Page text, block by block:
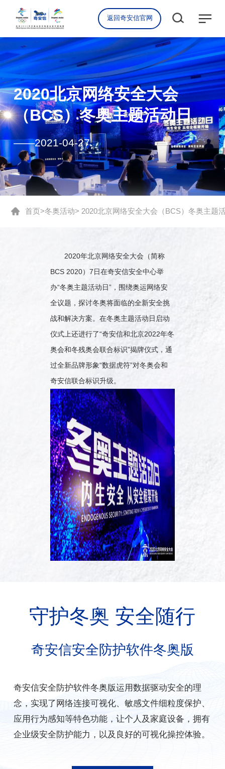
返回奇安信官网
2020北京网络安全大会
（BCS）冬奥主题活动日
——2021-04-27
首页>冬奥活动> 2020北京网络安全大会（BCS）冬奥主题
2020年北京网络安全大会（简称
BCS 2020）7日在奇安信安全中心举
办“冬奥主题活动日”，围绕奥运网络安
全议题，探讨冬奥将面临的全新安全挑
战和解决方案。在冬奥主题活动日启动
仪式上还进行了“奇安信和北京2022年冬
奥会和冬残奥会联合标识”揭牌仪式，通
过全新品牌形象“数据虎符”对冬奥会和
奇安信联合标识升级。
守护冬奥 安全随行
奇安信安全防护软件冬奥版
奇安信安全防护软件冬奥版运用数据驱动安全的理
念，实现了网络连接可视化、敏感文件细粒度保护、
应用行为感知等特色功能，让个人及家庭设备，拥有
企业级安全防护能力，以及良好的可视化操控体验。